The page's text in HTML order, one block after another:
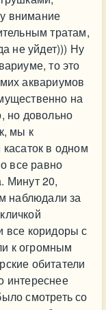
внимание
тратам,
не уйдет))) Ну
то это
аквариумов
на
но довольно
мы к
в одном
все равно
Минут 20,
наблюдали за
все коридоры с
к огромным
обитатели
интереснее
смотреть со